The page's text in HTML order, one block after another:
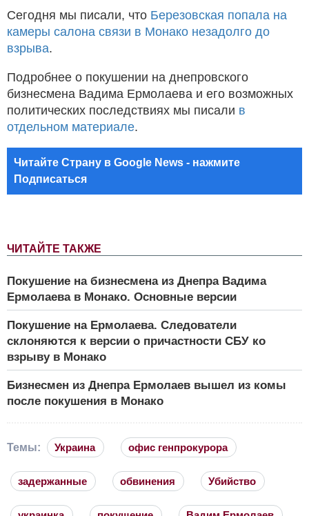
ЧИТАЙТЕ ТАКЖЕ
Покушение на бизнесмена из Днепра Вадима
Ермолаева в Монако. Основные версии
Покушение на Ермолаева. Следователи
склоняются к версии о причастности СБУ ко
взрыву в Монако
Бизнесмен из Днепра Ермолаев вышел из комы
после покушения в Монако
Сегодня мы писали, что Березовская попала на
камеры салона связи в Монако незадолго до
взрыва.
Подробнее о покушении на днепровского
бизнесмена Вадима Ермолаева и его возможных
политических последствиях мы писали в
отдельном материале.
Читайте Страну в Google News - нажмите
Подписаться
Темы: Украина офис генпрокурора
задержанные обвинения Убийство